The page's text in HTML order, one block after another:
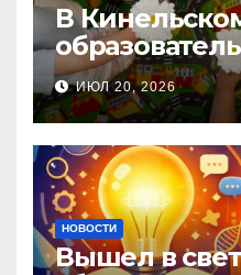
В
прошла
помощи,
семьи,
ИЮЛ 20, 2026
НОВОСТИ
Вышел в